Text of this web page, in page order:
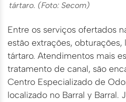
tártaro. (Foto: Secom)
Entre os serviços ofertados
estão extrações,
tártaro. Atendimentos mais
tratamento de canal, são
Centro Especializado de
localizado no Barral y Barral.